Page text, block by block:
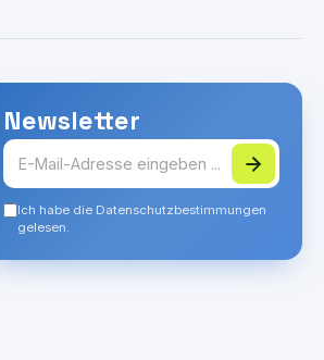
Newsletter
Ich habe die Datenschutzbestimmungen
gelesen.